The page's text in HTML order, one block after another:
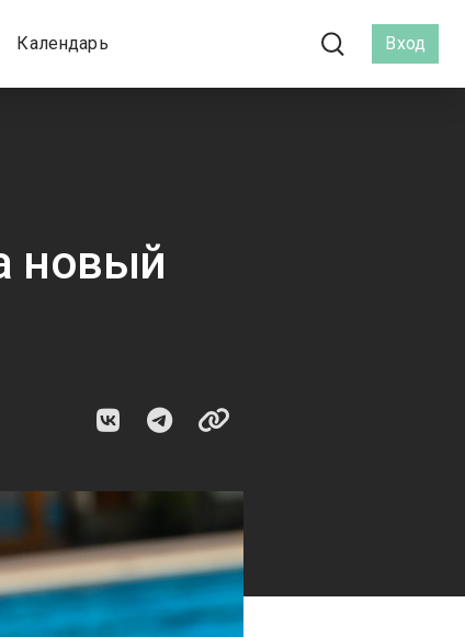
Календарь Вход
новый